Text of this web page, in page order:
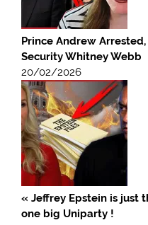
Prince Andrew
Security Whitney Webb
20/02/2026
« Jeffrey Epstein is just
one big Uniparty !